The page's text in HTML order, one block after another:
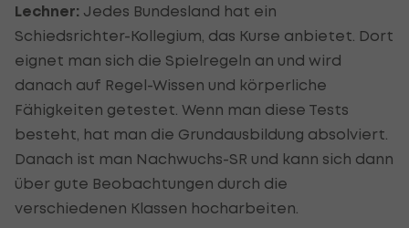
Lechner: Jedes Bundesland hat ein
Schiedsrichter-Kollegium, das Kurse anbietet. Dort
eignet man sich die Spielregeln an und wird
danach auf Regel-Wissen und körperliche
Fähigkeiten getestet. Wenn man diese Tests
besteht, hat man die Grundausbildung absolviert.
Danach ist man Nachwuchs-SR und kann sich dann
über gute Beobachtungen durch die
verschiedenen Klassen hocharbeiten.